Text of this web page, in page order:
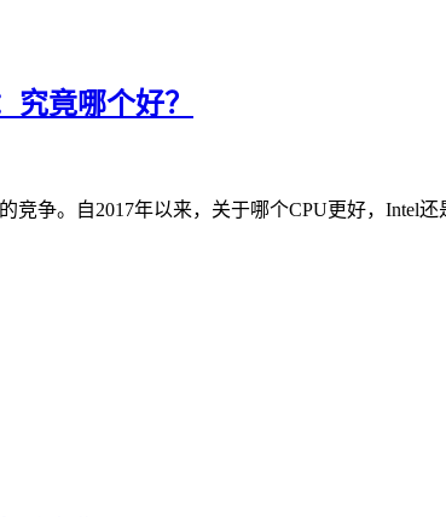
究竟哪个好？
争。自2017年以来，关于哪个CPU更好，Intel还